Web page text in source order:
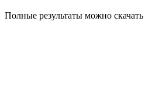
Полные результаты можно скачать